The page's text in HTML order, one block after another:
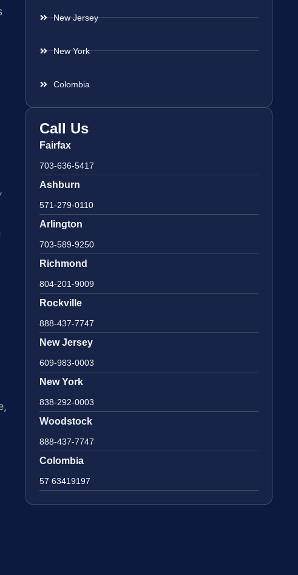
New Jersey
New York
Colombia
Call Us
Fairfax
703-636-5417
Ashburn
571-279-0110
Arlington
703-589-9250
Richmond
804-201-9009
Rockville
888-437-7747
New Jersey
609-983-0003
New York
838-292-0003
Woodstock
888-437-7747
Colombia
57 63419197